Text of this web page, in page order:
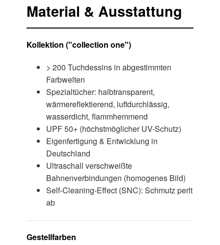
Material & Ausstattung
Kollektion ("collection one")
> 200 Tuchdessins in abgestimmten
Farbwelten
Spezialtücher: halbtransparent,
wärmereflektierend, luftdurchlässig,
wasserdicht, flammhemmend
UPF 50+ (höchstmöglicher UV-Schutz)
Eigenfertigung & Entwicklung in
Deutschland
Ultraschall verschweißte
Bahnenverbindungen (homogenes Bild)
Self-Cleaning-Effect (SNC): Schmutz perlt
ab
Gestellfarben